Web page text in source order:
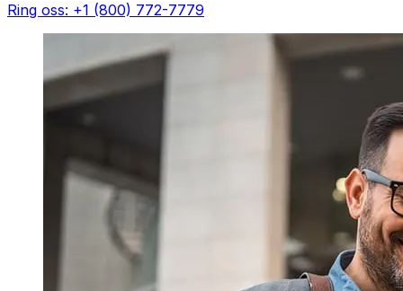
Ring oss: +1 (800) 772-7779